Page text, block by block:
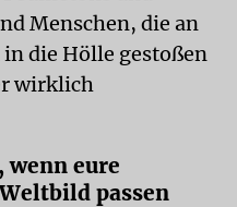
Menschen, die an
die Hölle gestoßen
wirklich
wenn eure
passen